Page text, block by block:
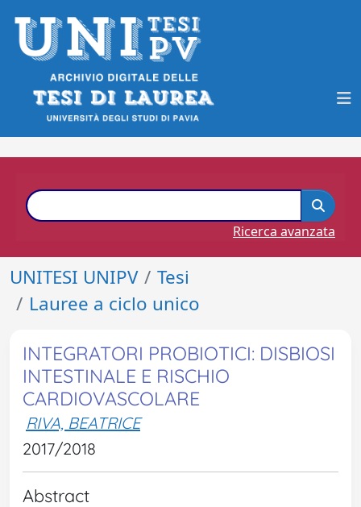
Ricerca avanzata
UNITESI UNIPV
Tesi
Lauree a ciclo unico
INTEGRATORI PROBIOTICI: DISBIOSI
INTESTINALE E RISCHIO
CARDIOVASCOLARE
RIVA, BEATRICE
2017/2018
Abstract